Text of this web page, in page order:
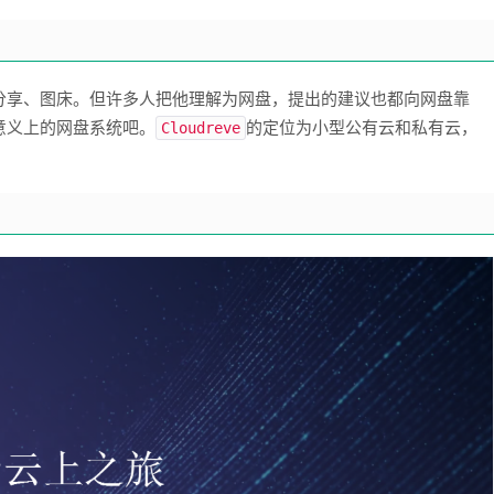
、图床。但许多人把他理解为网盘，提出的建议也都向网盘靠
上的网盘系统吧。
Cloudreve 的定位为小型公有云和私有云，